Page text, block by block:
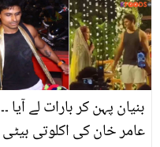
کے گزر جانے کے 6 ماہ بعد
بیٹی کے ساتھ کیا ہوا؟
بنیان پہن کر بارات لے آیا ۔۔
عامر خان کی اکلوتی بیٹی